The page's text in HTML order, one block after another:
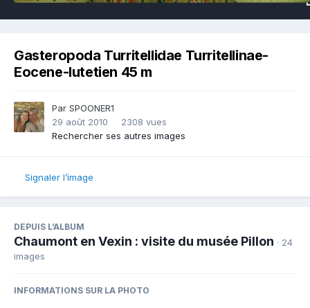
Gasteropoda Turritellidae Turritellinae-
Eocene-lutetien 45 m
Par SPOONER1
29 août 2010
2308 vues
Rechercher ses autres images
Signaler l’image
DEPUIS L’ALBUM
Chaumont en Vexin : visite du musée Pillon · 24
images
INFORMATIONS SUR LA PHOTO